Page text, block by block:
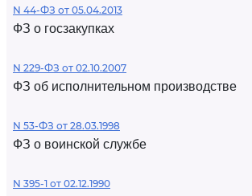
N 44-ФЗ от 05.04.2013
ФЗ о госзакупках
N 229-ФЗ от 02.10.2007
ФЗ об исполнительном производстве
N 53-ФЗ от 28.03.1998
ФЗ о воинской службе
N 395-1 от 02.12.1990